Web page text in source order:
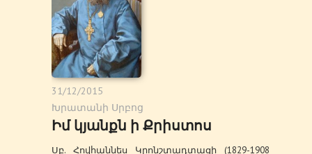
31/12/2015
Խրատանի Սրբոց
Իմ կյանքն ի Քրիստոս
Սբ. Հովհաննես Կրոնշտադտացի (1829-1908